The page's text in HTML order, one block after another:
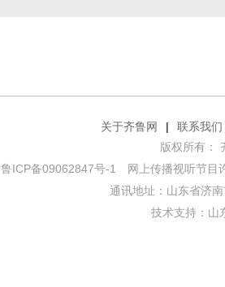
关于齐鲁网 |
联系我们
版权所有：
鲁ICP备09062847号-1
网上传播视听节目
通讯地址：山东省济
技术支持： 山